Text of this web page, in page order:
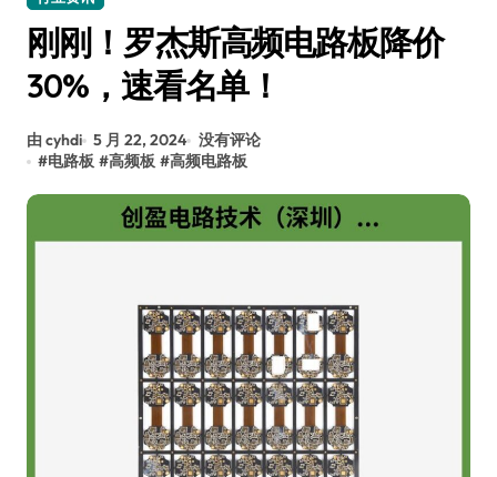
刚刚！罗杰斯高频电路板降价
30%，速看名单！
由 cyhdi 5 月 22, 2024 没有评论
#电路板 #高频板 #高频电路板